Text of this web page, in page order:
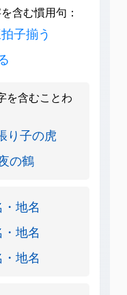
含む慣用句：
子揃う
を含むことわ
り子の虎
の鶴
・地名
・地名
・地名